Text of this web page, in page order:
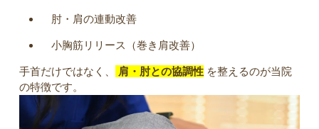
肘・肩の連動改善
小胸筋リリース（巻き肩改善）
手首だけではなく、 肩・肘との協調性 を整えるのが当院
の特徴です。